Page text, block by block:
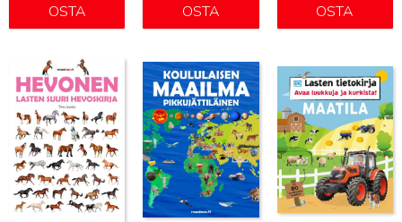
OSTA OSTA OSTA
Lue lisää Lue lisää Lue lisää